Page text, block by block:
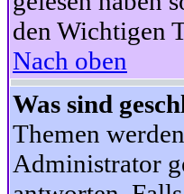
den Wichtigen
Nach oben
Was sind
Themen
Administrator